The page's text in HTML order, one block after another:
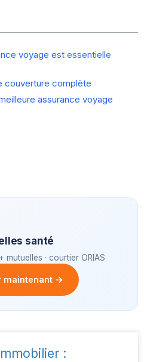
voyage est essentielle
couverture complète
assurance voyage
santé
mutuelles · courtier ORIAS
maintenant →
: